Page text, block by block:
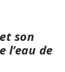
son
de